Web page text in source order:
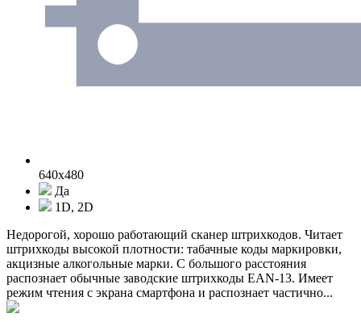
640x480
Да
1D, 2D
Недорогой, хорошо работающий сканер штрихкодов. Читает
штрихкоды высокой плотности: табачные коды маркировки,
акцизные алкогольные марки. С большого расстояния
распознает обычные заводские штрихкоды EAN-13. Имеет
режим чтения с экрана смартфона и распознает частично...